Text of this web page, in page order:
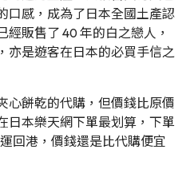
口感，成為了日本全國土產認
販售了 40 年的白之戀人，
亦是遊客在日本的必買手信之
心餅乾的代購，但價錢比原價
日本樂天網下單最划算，下單
回港，價錢還是比代購便宜